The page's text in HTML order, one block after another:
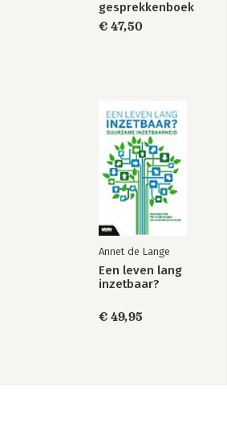
je ambities
gesprekkenboek
€ 47,50
Annet de Lange
Een leven lang
inzetbaar?
€ 49,95